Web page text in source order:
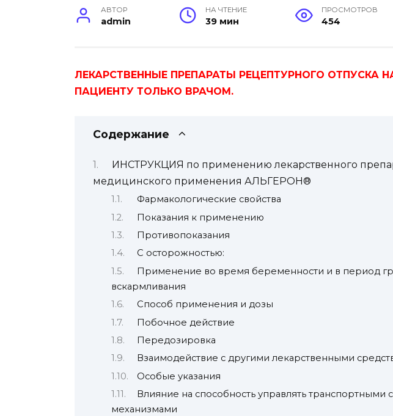
АВТОР
admin
НА ЧТЕНИЕ
39 мин
ПРОСМОТРОВ
454
ЛЕКАРСТВЕННЫЕ ПРЕПАРАТЫ РЕЦЕПТУРНОГО ОТПУСКА
ПАЦИЕНТУ ТОЛЬКО ВРАЧОМ.
Содержание
ИНСТРУКЦИЯ по применению лекарственного
медицинского применения АЛЬГЕРОН®
Фармакологические свойства
Показания к применению
Противопоказания
С осторожностью:
Применение во время беременности и в период
вскармливания
Способ применения и дозы
Побочное действие
Передозировка
Взаимодействие с другими лекарственными
Особые указания
Влияние на способность управлять транспортными
механизмами